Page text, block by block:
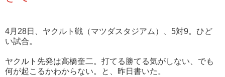
4月28日、ヤクルト戦（マツダスタジアム）、5対9。ひど
い試合。
ヤクルト先発は高橋奎二。打てる勝てる気がしない、でも
何が起こるかわからない。と、昨日書いた。